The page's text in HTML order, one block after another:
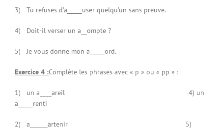
3) Tu refuses d’a_____user quelqu’un sans preuve.
4) Doit-il verser un a__ompte ?
5) Je vous donne mon a_____ord.
Exercice 4 :Complète les phrases avec « p » ou « pp » :
1) un a____areil 4) un
a_____renti
2) a______artenir 5)